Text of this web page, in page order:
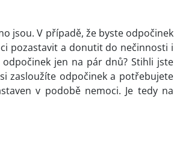
jsou. V případě, že byste odpočinek
pozastavit a donutit do nečinnosti i
jen na pár dnů? Stihli jste
zasloužíte odpočinek a potřebujete
v podobě nemoci. Je tedy na